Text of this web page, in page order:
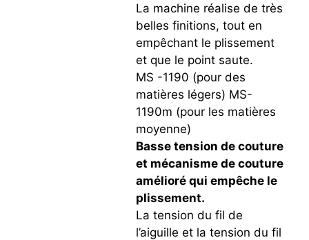
La machine réalise de très
belles finitions, tout en
empêchant le plissement
et que le point saute.
MS -1190 (pour des
matières légers) MS-
1190m (pour les matières
moyenne)
Basse tension de couture
et mécanisme de couture
amélioré qui empêche le
plissement.
La tension du fil de
l’aiguille et la tension du fil